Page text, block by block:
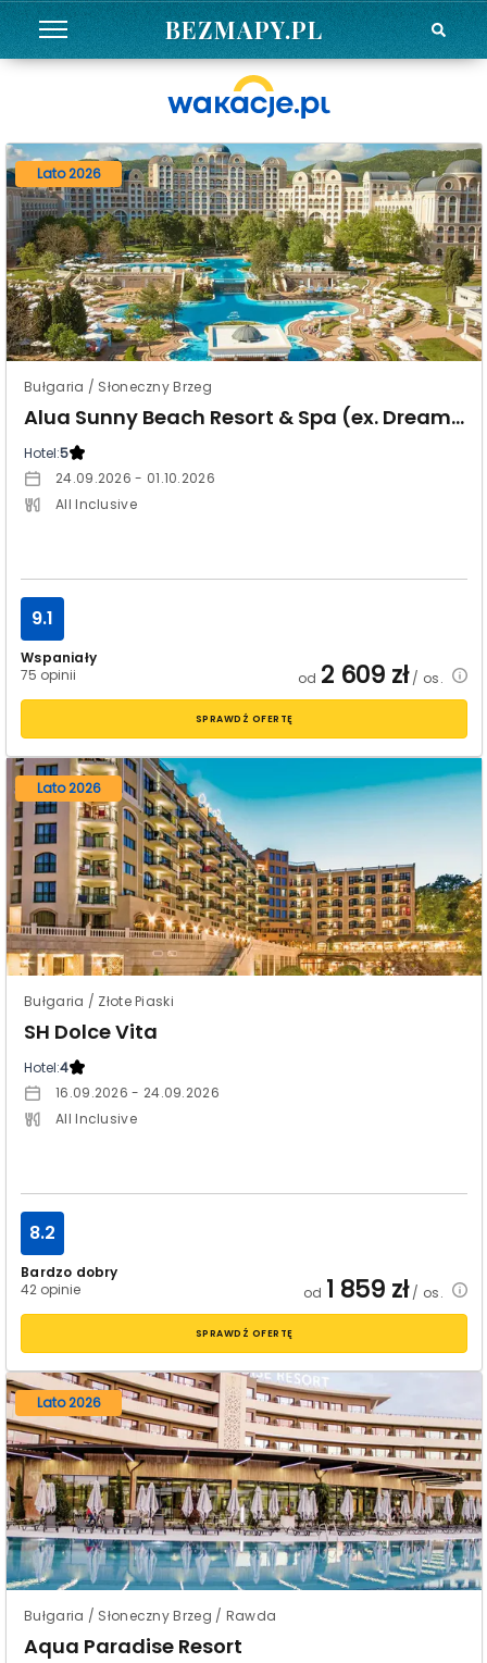
BEZMAPY.PL
Lato 2026
Bułgaria / Słoneczny Brzeg
Alua Sunny Beach Resort & Spa (ex. Dreams Sunny Beach Resort & Spa)
Hotel:5
24.09.2026 - 01.10.2026
All Inclusive
Wspaniały
75 opinii
9.1
od 2 609 zł/ os.
SPRAWDŹ OFERTĘ
Lato 2026
Bułgaria / Złote Piaski
SH Dolce Vita
Hotel:4
16.09.2026 - 24.09.2026
All Inclusive
Bardzo dobry
42 opinie
8.2
od 1 859 zł/ os.
SPRAWDŹ OFERTĘ
Lato 2026
Bułgaria / Słoneczny Brzeg / Rawda
Aqua Paradise Resort